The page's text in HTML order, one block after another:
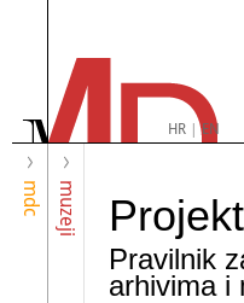
HR|EN
mdc muzeji
Pravilnik
arhivima i